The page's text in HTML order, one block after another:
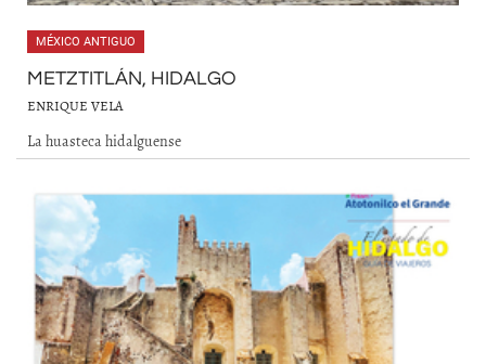
MÉXICO ANTIGUO
METZTITLÁN, HIDALGO
ENRIQUE VELA
La huasteca hidalguense